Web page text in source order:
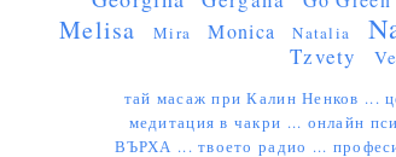
Melisa Mira Monica Natalia
Tzvety
тай масаж при Калин Ненков ...
медитация в чакри ... онлайн
ВЪРХА ...твоето радио ...